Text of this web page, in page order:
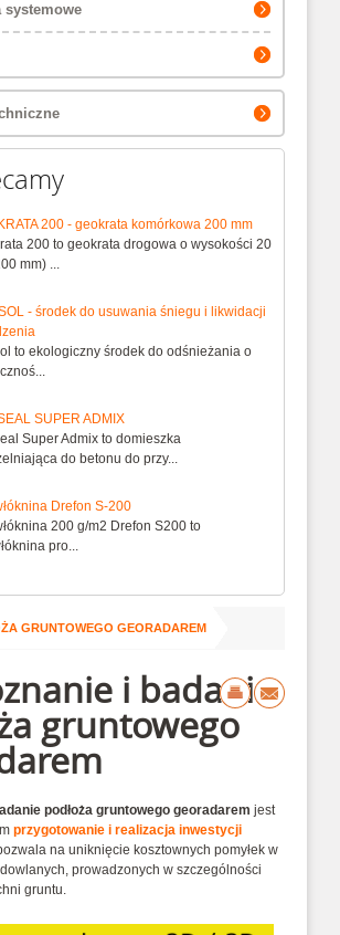
systemowe
200 - geokrata komórkowa 200 mm
200 to geokrata drogowa o wysokości 20
mm) ...
- środek do usuwania śniegu i likwidacji
to ekologiczny środek do odśnieżania o
SUPER ADMIX
Super Admix to domieszka
do betonu do przy...
Drefon S-200
200 g/m2 Drefon S200 to
pro...
GRUNTOWEGO GEORADAREM
i badanie
gruntowego
podłoża gruntowego georadarem jest
przygotowanie i realizacja inwestycji
na uniknięcie kosztownych pomyłek w
prowadzonych w szczególności
gruntu.